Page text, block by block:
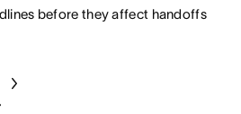
before they affect handoffs